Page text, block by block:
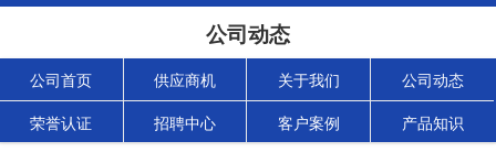
公司动态
公司首页 供应商机 关于我们 公司动态
荣誉认证 招聘中心 客户案例 产品知识